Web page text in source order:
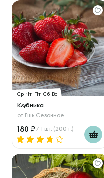
Ср Чт Пт Сб Вс
Клубника
от Ешь Сезонное
180 / 1 шт. (200 г.)